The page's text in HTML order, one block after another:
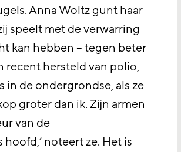
Anna Woltz gunt haar
speelt met de verwarring
kan hebben – tegen beter
recent hersteld van polio,
in de ondergrondse, als ze
groter dan ik. Zijn armen
van de
noteert ze. Het is